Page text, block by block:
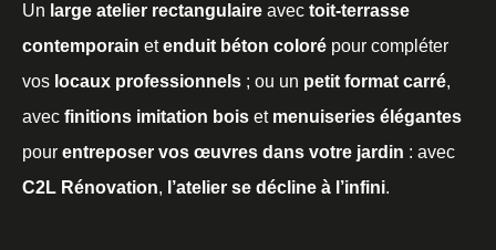
Un large atelier rectangulaire avec toit-terrasse
contemporain etenduit béton coloré pour compléter
vos locaux professionnels ; ou un petit format carré,
avec finitions imitation bois et menuiseries élégantes
pour entreposer vos œuvres dans votre jardin : avec
C2L Rénovation, l’atelier se décline à l’infini.